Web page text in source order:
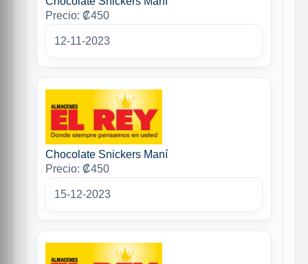
Precio: ₡450
12-11-2023
Chocolate Snickers Maní
Precio: ₡450
15-12-2023